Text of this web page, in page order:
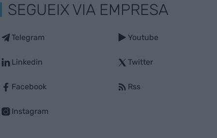
SEGUEIX VIA EMPRESA
Telegram
Linkedin
Facebook
Instagram
Youtube
Twitter
Rss